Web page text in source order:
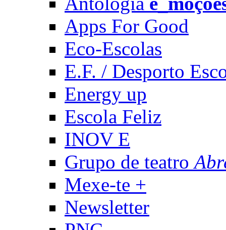
Apps For Good
Eco-Escolas
E.F. / Desporto
Energy up
Escola Feliz
INOV E
Grupo de teatro
Mexe-te +
Newsletter